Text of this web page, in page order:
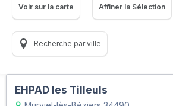
Voir sur la carte Affiner la Sélection
Recherche par ville
EHPAD les Tilleuls